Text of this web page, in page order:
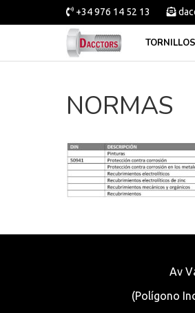
+34 976 14 52 13
NORMAS
Av
(Polígono